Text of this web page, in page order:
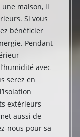
maison, il
Si vous
bénéficier
Pendant
avec
serez en
extérieurs
aussi de
nous pour sa